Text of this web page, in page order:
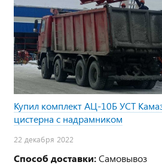
Купил комплект АЦ-10Б УСТ
цистерна с надрамником
22 декабря 2022
Способ доставки:Самовывоз